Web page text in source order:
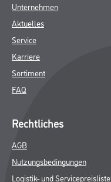
Unternehmen
Aktuelles
Service
Karriere
Sortiment
FAQ
Rechtliches
AGB
Nutzungsbedingungen
Logistik- und Servicepreisliste